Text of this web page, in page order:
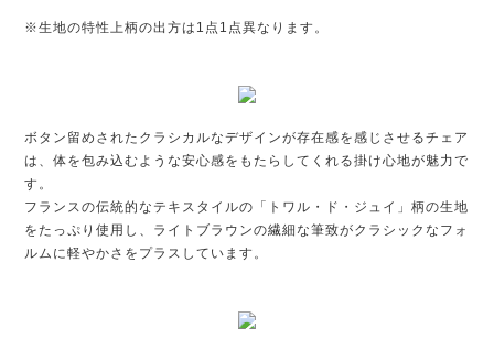
※生地の特性上柄の出方は1点1点異なります。
ボタン留めされたクラシカルなデザインが存在感を感じさせるチェア
は、体を包み込むような安心感をもたらしてくれる掛け心地が魅力で
す。
フランスの伝統的なテキスタイルの「トワル・ド・ジュイ」柄の生地
をたっぷり使用し、ライトブラウンの繊細な筆致がクラシックなフォ
ルムに軽やかさをプラスしています。